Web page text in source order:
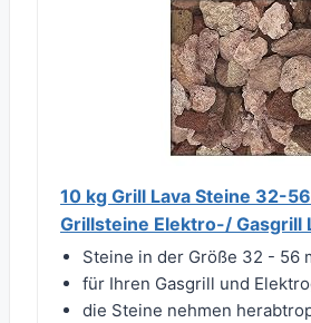
10 kg Grill Lava Steine 32-
Grillsteine Elektro-/ Gasgrill
Steine in der Größe 32 - 56
für Ihren Gasgrill und
die Steine nehmen